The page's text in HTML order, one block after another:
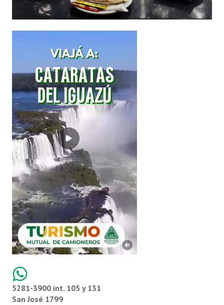
5281-3900 int. 105 y 131
San José 1799